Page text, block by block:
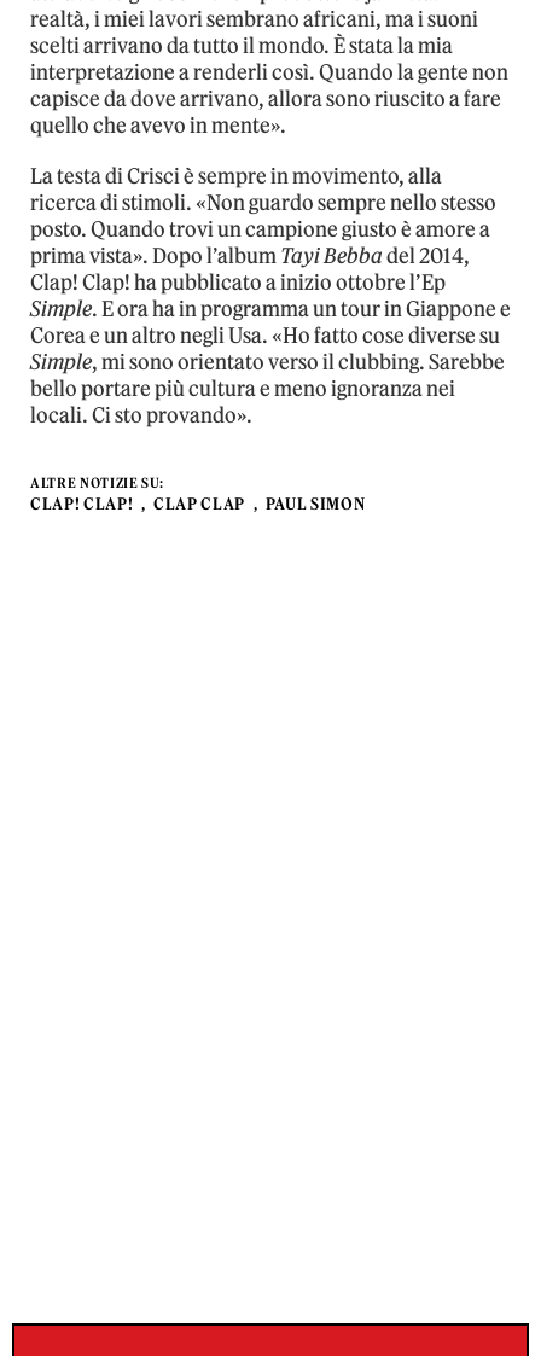
realtà, i miei lavori sembrano africani, ma i suoni
scelti arrivano da tutto il mondo. È stata la mia
interpretazione a renderli così. Quando la gente non
capisce da dove arrivano, allora sono riuscito a fare
quello che avevo in mente».
La testa di Crisci è sempre in movimento, alla
ricerca di stimoli. «Non guardo sempre nello stesso
posto. Quando trovi un campione giusto è amore a
prima vista». Dopo l’albumTayi Bebbadel 2014,
Clap! Clap! ha pubblicato a inizio ottobre l’Ep
Simple. E ora ha in programma un tour in Giappone e
Corea e un altro negli Usa. «Ho fatto cose diverse su
Simple, mi sono orientato verso il clubbing. Sarebbe
bello portare più cultura e meno ignoranza nei
locali. Ci sto provando».
ALTRE NOTIZIE SU:
CLAP! CLAP! CLAP CLAP PAUL SIMON